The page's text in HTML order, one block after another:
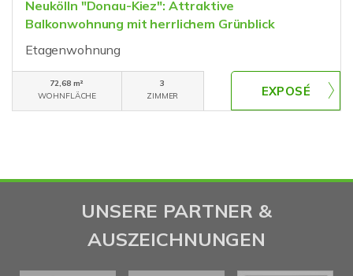
Neukölln "Donau-Kiez": Attraktive
Balkonwohnung mit herrlichem Grünblick
Etagenwohnung
72,68 m²
WOHNFLÄCHE
3
ZIMMER
UNSERE PARTNER &
AUSZEICHNUNGEN